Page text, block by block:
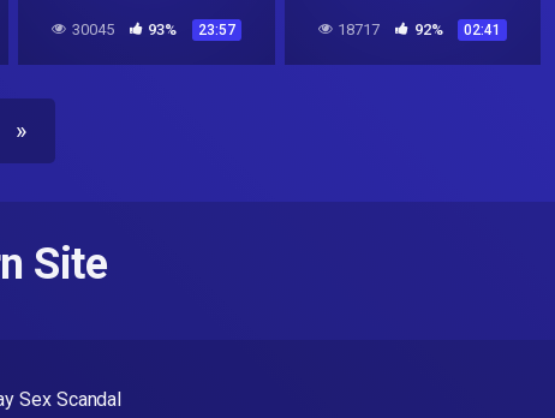
30045 93% 23:57 18717 92% 02:41
»
Site
Sex Scandal